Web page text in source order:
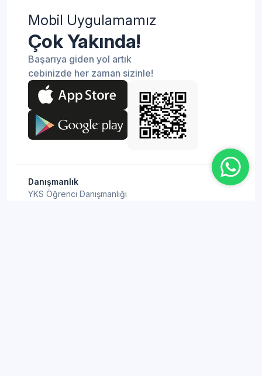
Mobil Uygulamamız
Çok Yakında!
Başarıya giden yol artık
cebinizde her zaman sizinle!
Danışmanlık
YKS Öğrenci Danışmanlığı